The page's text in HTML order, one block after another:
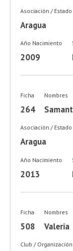
Asociación / Estado
Aragua
Año Nacimiento
2009
Ficha
264
Nombres
Asociación / Estado
Aragua
Año Nacimiento
2013
Ficha
508
Nombres
Valeria
Club / Organización